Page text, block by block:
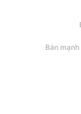
Bán mạnh